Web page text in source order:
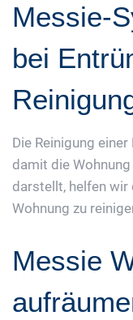
Messie-
bei
Die Reinigung
damit die
darstellt, helfen wir
Wohnung zu
Messie